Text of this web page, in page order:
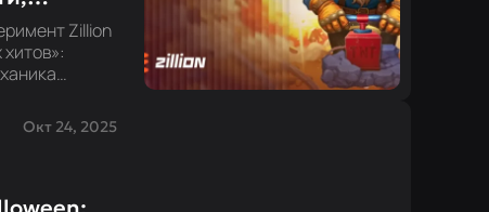
Zillion
игровой
вместе
Окт 24, 2025